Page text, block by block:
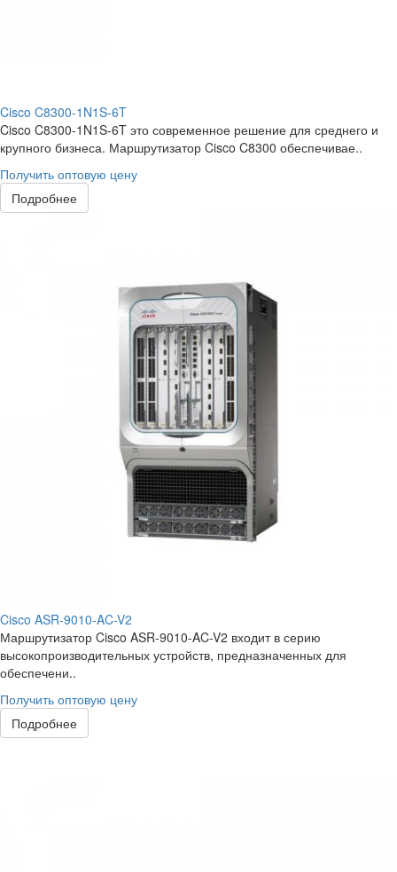
Cisco C8300-1N1S-6T
Cisco C8300-1N1S-6T это современное решение для среднего и
крупного бизнеса. Маршрутизатор Cisco C8300 обеспечивае..
Получить оптовую цену
Подробнее
Cisco ASR-9010-AC-V2
Маршрутизатор Cisco ASR-9010-AC-V2 входит в серию
высокопроизводительных устройств, предназначенных для
обеспечени..
Получить оптовую цену
Подробнее